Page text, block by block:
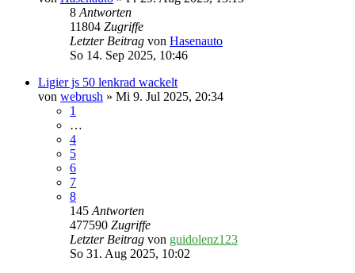
8Antworten
11804 Zugriffe
Letzter Beitrag von Hasenauto
So 14. Sep 2025, 10:46
Ligier js 50 lenkrad wackelt
von webrush » Mi 9. Jul 2025, 20:34
1
…
4
5
6
7
8
145Antworten
477590 Zugriffe
Letzter Beitrag von guidolenz123
So 31. Aug 2025, 10:02